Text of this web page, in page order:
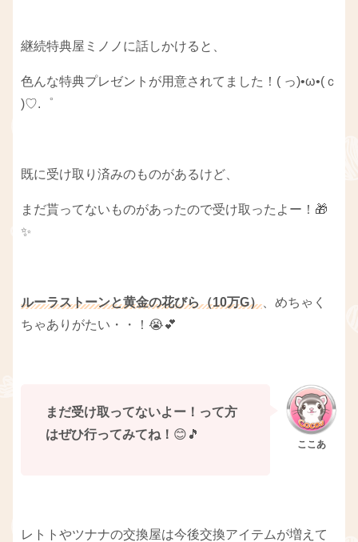
継続特典屋ミノノに話しかけると、
色んな特典プレゼントが用意されてました！( っ)•ω•(ｃ
)♡.゜
既に受け取り済みのものがあるけど、
まだ貰ってないものがあったので受け取ったよー！🎁
✨
ルーラストーンと黄金の花びら（10万G） 、めちゃく
ちゃありがたい・・！😭💕
まだ受け取ってないよー！って方
はぜひ行ってみてね！ 😊🎵
レトトやツナナの交換屋は今後交換アイテムが増えて